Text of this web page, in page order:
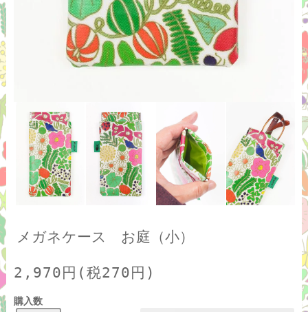
メガネケース お庭（小）
2,970円(税270円)
購入数